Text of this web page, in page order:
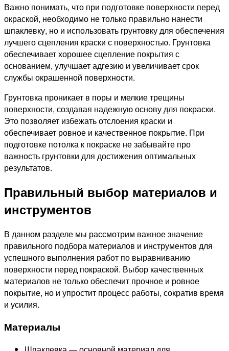
Важно понимать, что при подготовке поверхности перед
окраской, необходимо не только правильно нанести
шпаклевку, но и использовать грунтовку для обеспечения
лучшего сцепления краски с поверхностью. Грунтовка
обеспечивает хорошее сцепление покрытия с
основанием, улучшает адгезию и увеличивает срок
службы окрашенной поверхности.
Грунтовка проникает в поры и мелкие трещины
поверхности, создавая надежную основу для покраски.
Это позволяет избежать отслоения краски и
обеспечивает ровное и качественное покрытие. При
подготовке потолка к покраске не забывайте про
важность грунтовки для достижения оптимальных
результатов.
Правильный выбор материалов и
инструментов
В данном разделе мы рассмотрим важное значение
правильного подбора материалов и инструментов для
успешного выполнения работ по выравниванию
поверхности перед покраской. Выбор качественных
материалов не только обеспечит прочное и ровное
покрытие, но и упростит процесс работы, сократив время
и усилия.
Материалы